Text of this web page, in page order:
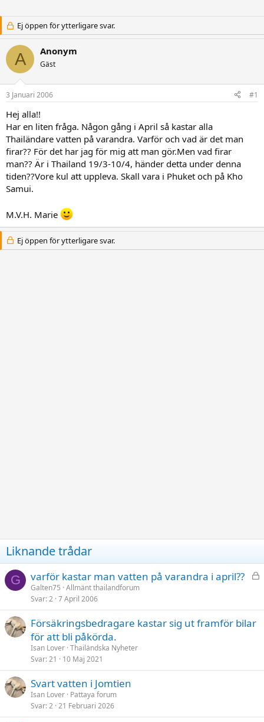
Ej öppen för ytterligare svar.
A Anonym
Gäst
3 Januari 2006 #1
Hej alla!!
Har en liten fråga. Någon gång i April så kastar alla
Thailändare vatten på varandra. Varför och vad är det man
firar?? För det har jag för mig att man gör.Men vad firar
man?? Är i Thailand 19/3-10/4, händer detta under denna
tiden??Vore kul att uppleva. Skall vara i Phuket och på Kho
Samui.
M.V.H. Marie
Ej öppen för ytterligare svar.
Liknande trådar
G
L
t
varför kastar man vatten på varandra i april??
Galten75 Allmänt thailandforum
Svar 2 7 April 2006
Försäkringsbedragare kastar sig ut framför bilar
för att bli påkörda.
Isan Lover Thailändska Nyheter
Svar 21 10 Maj 2021
Svart vatten i Jomtien
Isan Lover Pattaya forum
Svar 2 21 Februari 2026